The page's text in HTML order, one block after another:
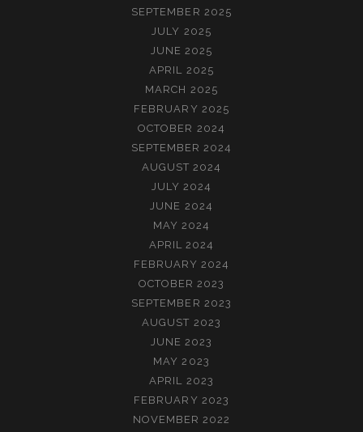
SEPTEMBER 2025
JULY 2025
JUNE 2025
APRIL 2025
MARCH 2025
FEBRUARY 2025
OCTOBER 2024
SEPTEMBER 2024
AUGUST 2024
JULY 2024
JUNE 2024
MAY 2024
APRIL 2024
FEBRUARY 2024
OCTOBER 2023
SEPTEMBER 2023
AUGUST 2023
JUNE 2023
MAY 2023
APRIL 2023
FEBRUARY 2023
NOVEMBER 2022